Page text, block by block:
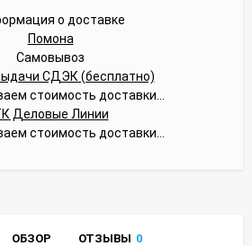
о доставке
Помона
Самовывоз
СДЭК (бесплатно)
стоимость доставки...
Деловые Линии
стоимость доставки...
ОБЗОР ОТЗЫВЫ 0